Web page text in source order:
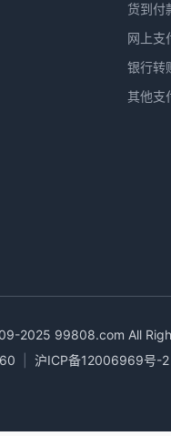
货到付
网上支
银行转
其他支
2025 99808.com All
沪ICP备12006969号-2